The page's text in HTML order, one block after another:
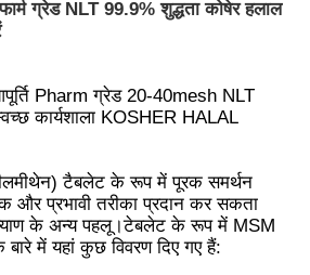
ग्रेड NLT 99.9% शुद्धता कोषेर हलाल
Pharm ग्रेड 20-40mesh NLT
कार्यशाला KOSHER HALAL
टैबलेट के रूप में पूरक समर्थन
प्रभावी तरीका प्रदान कर सकता
के अन्य पहलू।टेबलेट के रूप में MSM
में यहां कुछ विवरण दिए गए हैं: